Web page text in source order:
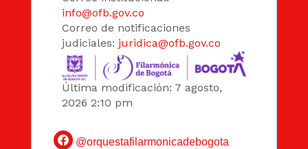
info@ofb.gov.co
Correo de notificaciones
judiciales: juridica@ofb.gov.co
Última modificación: 7 agosto,
2026 2:10 pm
@orquestafilarmonicadebogota